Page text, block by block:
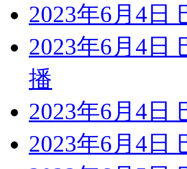
2023年6月4日
2023年6月4日
播
2023年6月4日
2023年6月4日